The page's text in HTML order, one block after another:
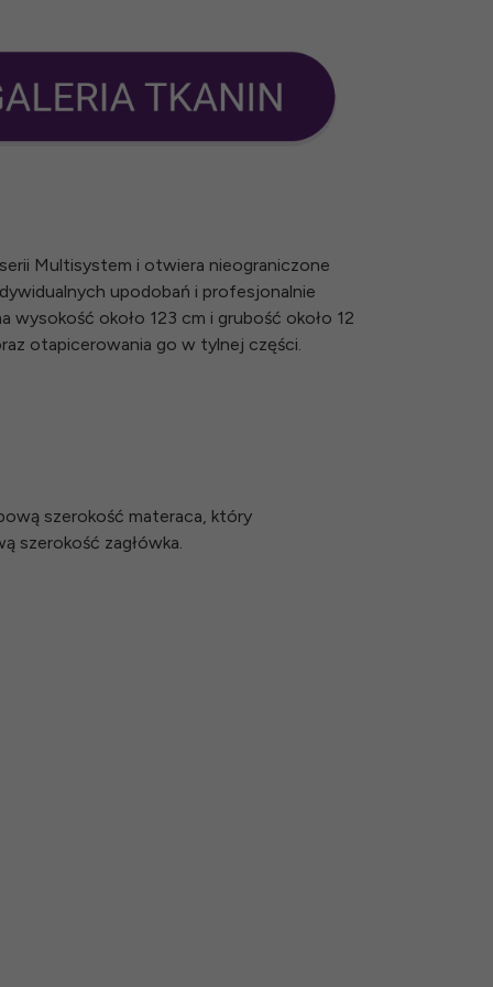
Multisystem i otwiera nieograniczone
upodobań i profesjonalnie
wysokość około 123 cm i grubość około 12
otapicerowania go w tylnej części.
szerokość materaca, który
szerokość zagłówka.